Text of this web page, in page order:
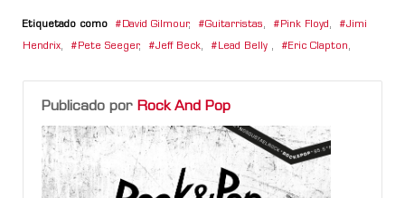
Etiquetado como David Gilmour, Guitarristas, Pink Floyd , Jimi
Hendrix, Pete Seeger, Jeff Beck, Lead Belly , Eric Clapton,
Publicado por Rock And Pop